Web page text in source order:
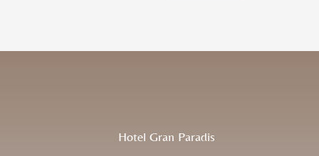
Hotel Gran Paradis